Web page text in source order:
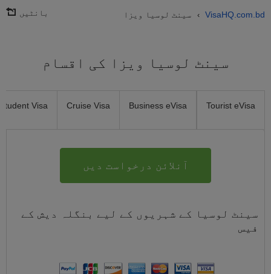
VisaHQ.com.bd
› سینٹ لوسیا ویزا بانٹیں
سینٹ لوسیا ویزا کی اقسام
Tourist eVisa
Business eVisa
Cruise Visa
Student Visa
آنلائن درخواست دیں
سینٹ لوسیا کے شہریوں کے لیے بنگلہ دیش کے
فیس